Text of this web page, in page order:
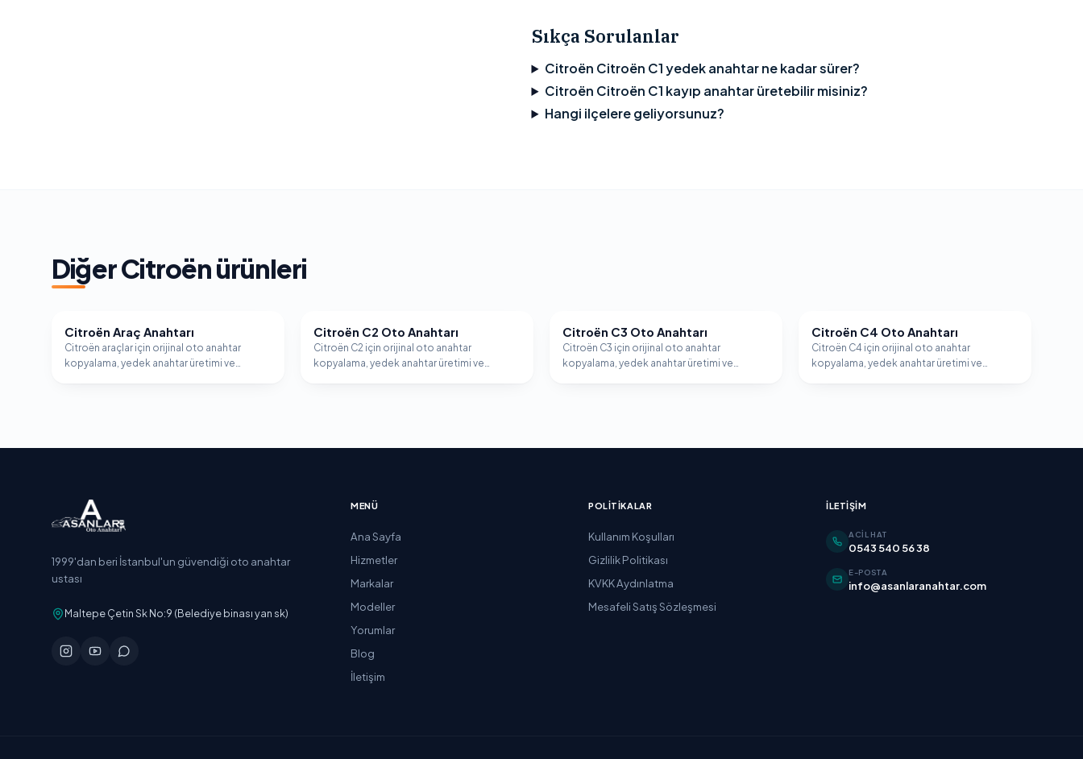
Sıkça Sorulanlar
Citroën Citroën C1 yedek anahtar ne kadar sürer?
Citroën Citroën C1 kayıp anahtar üretebilir misiniz?
Hangi ilçelere geliyorsunuz?
DiğerCitroënürünleri
CITROËN
Citroën Araç Anahtarı
Citroën araçlar için orijinal oto anahtar
kopyalama, yedek anahtar üretimi ve
CITROËN
Citroën C2 Oto Anahtarı
Citroën C2 için orijinal oto anahtar
kopyalama, yedek anahtar üretimi ve
CITROËN
Citroën C3 Oto Anahtarı
Citroën C3 için orijinal oto anahtar
kopyalama, yedek anahtar üretimi ve
CITROËN
Citroën C4 Oto Anahtarı
Citroën C4 için orijinal oto anahtar
kopyalama, yedek anahtar üretimi ve
1999'dan beri İstanbul'un güvendiği oto anahtar
ustası
Maltepe Çetin Sk No:9 (Belediye binası yan sk)
MENÜ
Ana Sayfa
Hizmetler
Markalar
Modeller
Yorumlar
Blog
İletişim
POLITIKALAR
Kullanım Koşulları
Gizlilik Politikası
KVKK Aydınlatma
Mesafeli Satış Sözleşmesi
İLETIŞIM
ACIL HAT
0543 540 56 38
E-POSTA
info@asanlaranahtar.com